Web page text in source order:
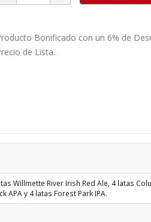
Bonificado con un 6% de
de Lista.
Willmette River Irish Red Ale, 4 latas
APA y 4 latas Forest Park IPA.